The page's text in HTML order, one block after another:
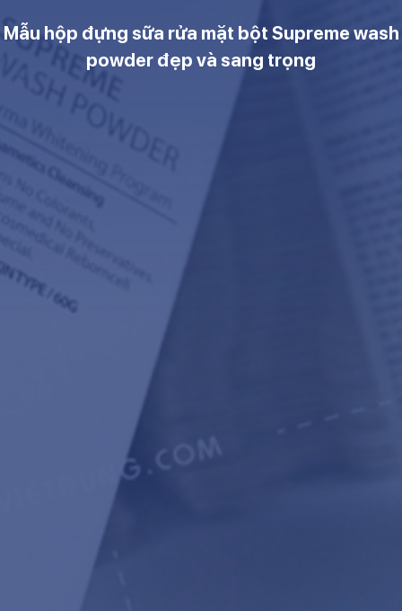
Mẫu hộp đựng sữa rửa mặt bột Supreme wash
powder đẹp và sang trọng